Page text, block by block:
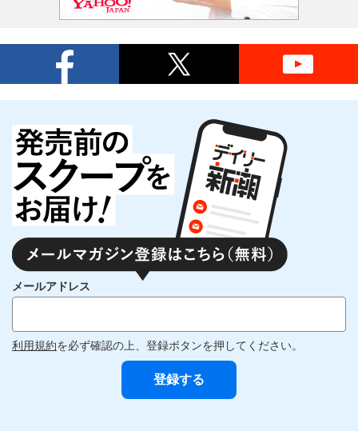
メールアドレス
利用規約を必ず確認の上、登録ボタンを押してください。